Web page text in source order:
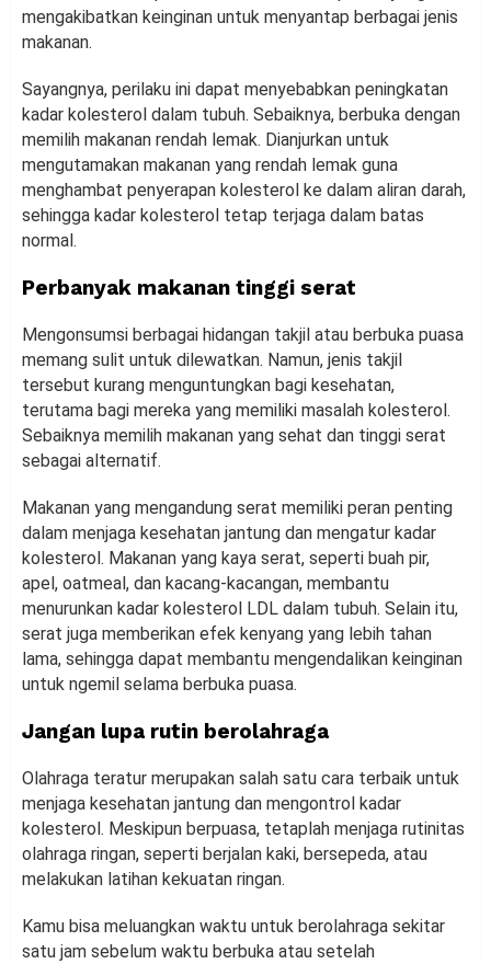
mengakibatkan keinginan untuk menyantap berbagai jenis
makanan.
Sayangnya, perilaku ini dapat menyebabkan peningkatan
kadar kolesterol dalam tubuh. Sebaiknya, berbuka dengan
memilih makanan rendah lemak. Dianjurkan untuk
mengutamakan makanan yang rendah lemak guna
menghambat penyerapan kolesterol ke dalam aliran darah,
sehingga kadar kolesterol tetap terjaga dalam batas
normal.
Perbanyak makanan tinggi serat
Mengonsumsi berbagai hidangan takjil atau berbuka puasa
memang sulit untuk dilewatkan. Namun, jenis takjil
tersebut kurang menguntungkan bagi kesehatan,
terutama bagi mereka yang memiliki masalah kolesterol.
Sebaiknya memilih makanan yang sehat dan tinggi serat
sebagai alternatif.
Makanan yang mengandung serat memiliki peran penting
dalam menjaga kesehatan jantung dan mengatur kadar
kolesterol. Makanan yang kaya serat, seperti buah pir,
apel, oatmeal, dan kacang-kacangan, membantu
menurunkan kadar kolesterol LDL dalam tubuh. Selain itu,
serat juga memberikan efek kenyang yang lebih tahan
lama, sehingga dapat membantu mengendalikan keinginan
untuk ngemil selama berbuka puasa.
Jangan lupa rutin berolahraga
Olahraga teratur merupakan salah satu cara terbaik untuk
menjaga kesehatan jantung dan mengontrol kadar
kolesterol. Meskipun berpuasa, tetaplah menjaga rutinitas
olahraga ringan, seperti berjalan kaki, bersepeda, atau
melakukan latihan kekuatan ringan.
Kamu bisa meluangkan waktu untuk berolahraga sekitar
satu jam sebelum waktu berbuka atau setelah